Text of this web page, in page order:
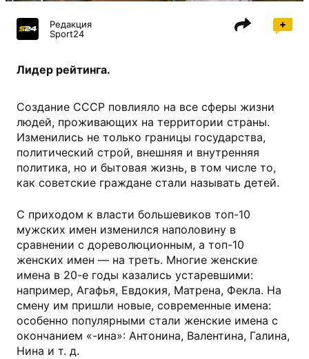
Редакция
Sport24
Лидер рейтинга.
Создание СССР повлияло на все сферы жизни
людей, проживающих на территории страны.
Изменились не только границы государства,
политический строй, внешняя и внутренняя
политика, но и бытовая жизнь, в том числе то,
как советские граждане стали называть детей.
С приходом к власти большевиков топ-10
мужских имен изменился наполовину в
сравнении с дореволюционным, а топ-10
женских имен — на треть. Многие женские
имена в 20-е годы казались устаревшими:
например, Агафья, Евдокия, Матрена, Фекла. На
смену им пришли новые, современные имена:
особенно популярными стали женские имена с
окончанием «-ина»: Антонина, Валентина, Галина,
Нина и т. д.